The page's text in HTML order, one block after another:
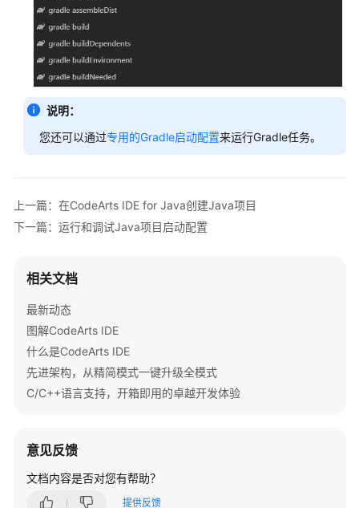
服
务
等
级
协
议
（SLA）
白
资
源
持
域
系
统
权
限
说明：
您还可以通过专用的Gradle启动配置来运行Gradle任务。
上一篇：在CodeArts IDE for Java创建Java项目
下一篇：运行和调试Java项目启动配置
相关文档
最新动态
图解CodeArts IDE
什么是CodeArts IDE
先进架构，从精简模式一键升级全模式
C/C++语言支持，开箱即用的卓越开发体验
意见反馈
文档内容是否对您有帮助？
提供反馈